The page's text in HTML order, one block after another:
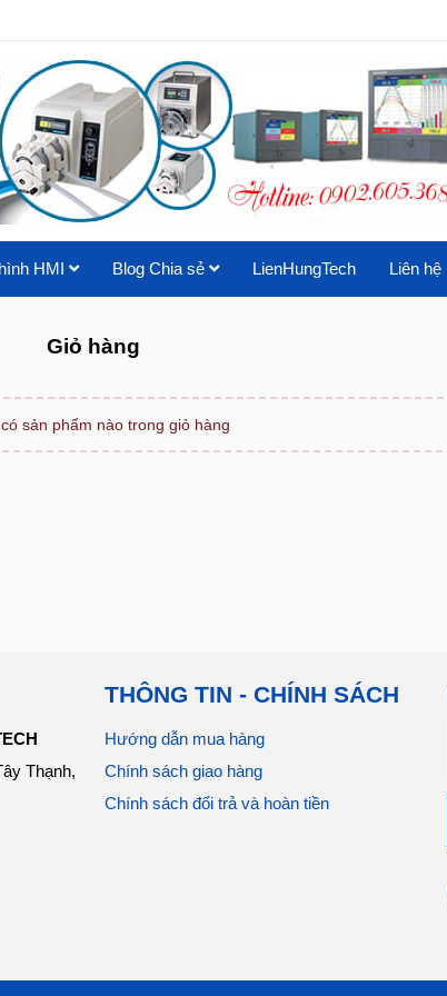
HMI Blog Chia sẻ LienHungTech Liên hệ
Giỏ hàng
sản phẩm nào trong giỏ hàng
Thạnh,
THÔNG TIN - CHÍNH SÁCH
Hướng dẫn mua hàng
Chính sách giao hàng
Chính sách đổi trả và hoàn tiền